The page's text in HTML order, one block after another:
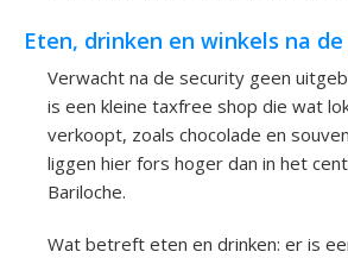
Eten, drinken en winkels na de
Verwacht na de security geen
is een kleine taxfree shop die wat
verkoopt, zoals chocolade en
liggen hier fors hoger dan in het
Bariloche.
Wat betreft eten en drinken: er is